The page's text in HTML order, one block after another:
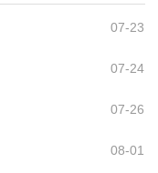
07-23
07-24
07-26
08-01